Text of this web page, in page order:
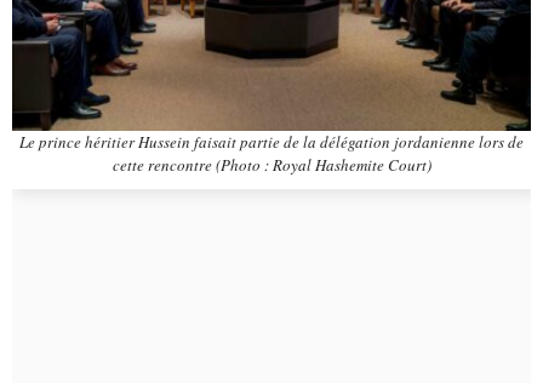
Le prince héritier Hussein faisait partie de la délégation jordanienne lors de
cette rencontre (Photo : Royal Hashemite Court)